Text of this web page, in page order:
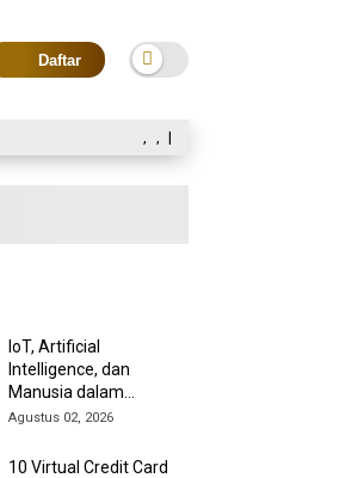
Daftar
, , |
IoT, Artificial
Intelligence, dan
Manusia dalam
Transformasi Industri
Agustus 02, 2026
10 Virtual Credit Card